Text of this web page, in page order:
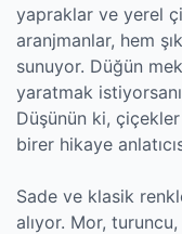
yapraklar ve yerel
aranjmanlar, hem
sunuyor. Düğün
yaratmak
Düşünün ki,
birer hikaye
Sade ve klasik
alıyor. Mor,